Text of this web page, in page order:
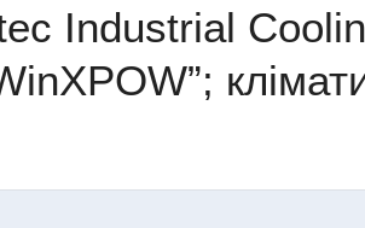
Industrial